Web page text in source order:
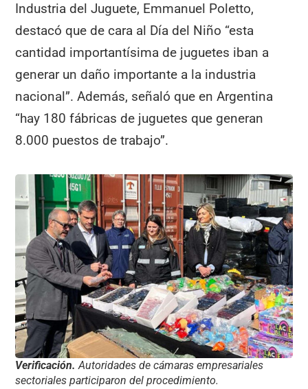
Industria del Juguete, Emmanuel Poletto,
destacó que de cara al Día del Niño “esta
cantidad importantísima de juguetes iban a
generar un daño importante a la industria
nacional”. Además, señaló que en Argentina
“hay 180 fábricas de juguetes que generan
8.000 puestos de trabajo”.
Verificación. Autoridades de cámaras empresariales
sectoriales participaron del procedimiento.